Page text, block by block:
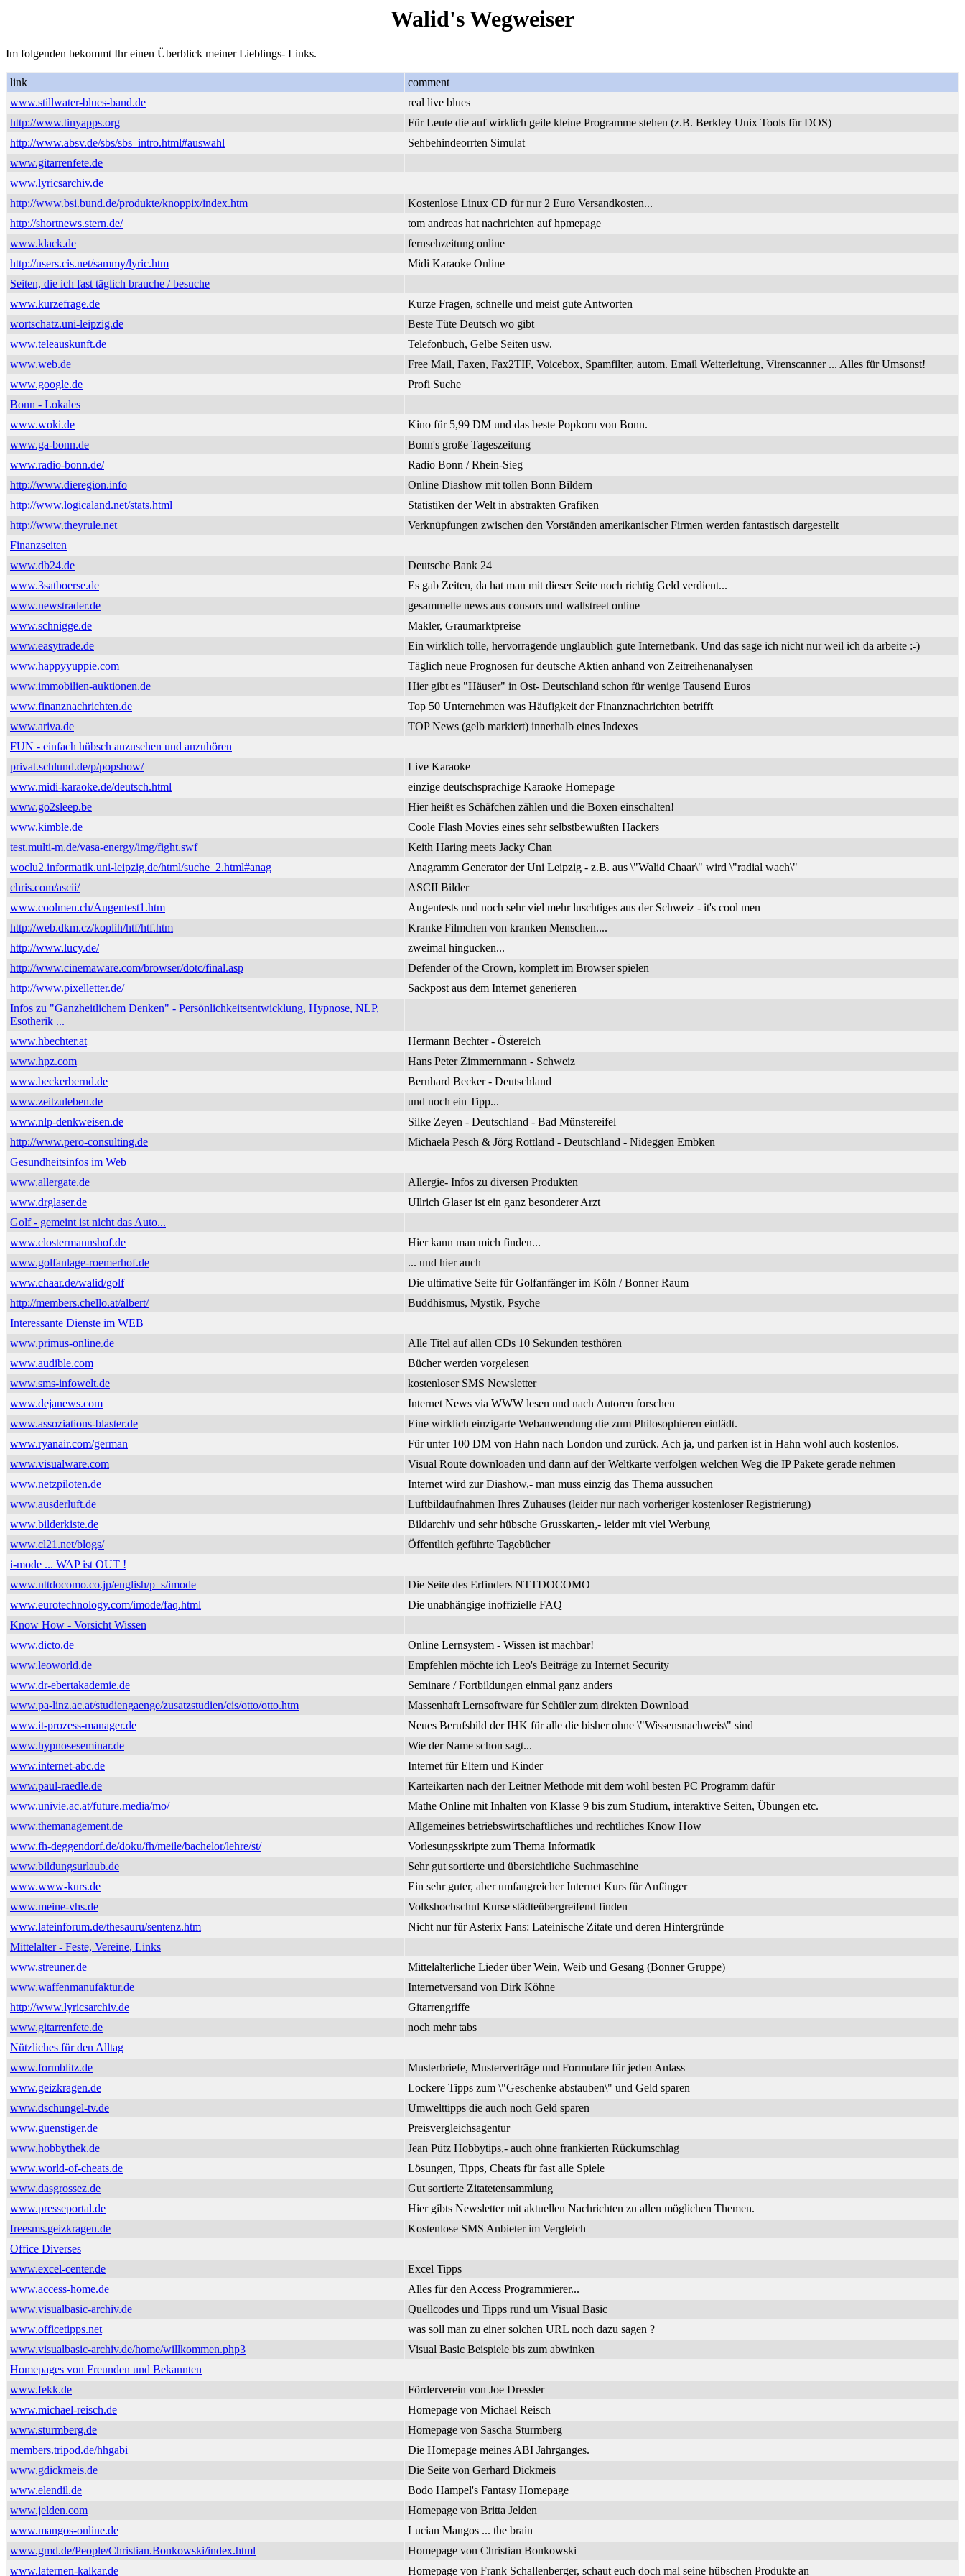
Walid's Wegweiser
Im folgenden bekommt Ihr einen Überblick meiner Lieblings- Links.
link
comment
www.stillwater-blues-band.de
real live blues
http://www.tinyapps.org
Für Leute die auf wirklich geile kleine Programme stehen (z.B. Berkley Unix Tools für DOS)
http://www.absv.de/sbs/sbs_intro.html#auswahl
Sehbehindeorrten Simulat
www.gitarrenfete.de
www.lyricsarchiv.de
http://www.bsi.bund.de/produkte/knoppix/index.htm
Kostenlose Linux CD für nur 2 Euro Versandkosten...
http://shortnews.stern.de/
tom andreas hat nachrichten auf hpmepage
www.klack.de
fernsehzeitung online
http://users.cis.net/sammy/lyric.htm
Midi Karaoke Online
Seiten, die ich fast täglich brauche / besuche
www.kurzefrage.de
Kurze Fragen, schnelle und meist gute Antworten
wortschatz.uni-leipzig.de
Beste Tüte Deutsch wo gibt
www.teleauskunft.de
Telefonbuch, Gelbe Seiten usw.
www.web.de
Free Mail, Faxen, Fax2TIF, Voicebox, Spamfilter, autom. Email Weiterleitung, Virenscanner ... Alles für Umsonst!
www.google.de
Profi Suche
Bonn - Lokales
www.woki.de
Kino für 5,99 DM und das beste Popkorn von Bonn.
www.ga-bonn.de
Bonn's große Tageszeitung
www.radio-bonn.de/
Radio Bonn / Rhein-Sieg
http://www.dieregion.info
Online Diashow mit tollen Bonn Bildern
http://www.logicaland.net/stats.html
Statistiken der Welt in abstrakten Grafiken
http://www.theyrule.net
Verknüpfungen zwischen den Vorständen amerikanischer Firmen werden fantastisch dargestellt
Finanzseiten
www.db24.de
Deutsche Bank 24
www.3satboerse.de
Es gab Zeiten, da hat man mit dieser Seite noch richtig Geld verdient...
www.newstrader.de
gesammelte news aus consors und wallstreet online
www.schnigge.de
Makler, Graumarktpreise
www.easytrade.de
Ein wirklich tolle, hervorragende unglaublich gute Internetbank. Und das sage ich nicht nur weil ich da arbeite :-)
www.happyyuppie.com
Täglich neue Prognosen für deutsche Aktien anhand von Zeitreihenanalysen
www.immobilien-auktionen.de
Hier gibt es "Häuser" in Ost- Deutschland schon für wenige Tausend Euros
www.finanznachrichten.de
Top 50 Unternehmen was Häufigkeit der Finanznachrichten betrifft
www.ariva.de
TOP News (gelb markiert) innerhalb eines Indexes
FUN - einfach hübsch anzusehen und anzuhören
privat.schlund.de/p/popshow/
Live Karaoke
www.midi-karaoke.de/deutsch.html
einzige deutschsprachige Karaoke Homepage
www.go2sleep.be
Hier heißt es Schäfchen zählen und die Boxen einschalten!
www.kimble.de
Coole Flash Movies eines sehr selbstbewußten Hackers
test.multi-m.de/vasa-energy/img/fight.swf
Keith Haring meets Jacky Chan
woclu2.informatik.uni-leipzig.de/html/suche_2.html#anag
Anagramm Generator der Uni Leipzig - z.B. aus \"Walid Chaar\" wird \"radial wach\"
chris.com/ascii/
ASCII Bilder
www.coolmen.ch/Augentest1.htm
Augentests und noch sehr viel mehr luschtiges aus der Schweiz - it's cool men
http://web.dkm.cz/koplih/htf/htf.htm
Kranke Filmchen von kranken Menschen....
http://www.lucy.de/
zweimal hingucken...
http://www.cinemaware.com/browser/dotc/final.asp
Defender of the Crown, komplett im Browser spielen
http://www.pixelletter.de/
Sackpost aus dem Internet generieren
Infos zu "Ganzheitlichem Denken" - Persönlichkeitsentwicklung, Hypnose, NLP,
Esotherik ...
www.hbechter.at
Hermann Bechter - Östereich
www.hpz.com
Hans Peter Zimmernmann - Schweiz
www.beckerbernd.de
Bernhard Becker - Deutschland
www.zeitzuleben.de
und noch ein Tipp...
www.nlp-denkweisen.de
Silke Zeyen - Deutschland - Bad Münstereifel
http://www.pero-consulting.de
Michaela Pesch & Jörg Rottland - Deutschland - Nideggen Embken
Gesundheitsinfos im Web
www.allergate.de
Allergie- Infos zu diversen Produkten
www.drglaser.de
Ullrich Glaser ist ein ganz besonderer Arzt
Golf - gemeint ist nicht das Auto...
www.clostermannshof.de
Hier kann man mich finden...
www.golfanlage-roemerhof.de
... und hier auch
www.chaar.de/walid/golf
Die ultimative Seite für Golfanfänger im Köln / Bonner Raum
http://members.chello.at/albert/
Buddhismus, Mystik, Psyche
Interessante Dienste im WEB
www.primus-online.de
Alle Titel auf allen CDs 10 Sekunden testhören
www.audible.com
Bücher werden vorgelesen
www.sms-infowelt.de
kostenloser SMS Newsletter
www.dejanews.com
Internet News via WWW lesen und nach Autoren forschen
www.assoziations-blaster.de
Eine wirklich einzigarte Webanwendung die zum Philosophieren einlädt.
www.ryanair.com/german
Für unter 100 DM von Hahn nach London und zurück. Ach ja, und parken ist in Hahn wohl auch kostenlos.
www.visualware.com
Visual Route downloaden und dann auf der Weltkarte verfolgen welchen Weg die IP Pakete gerade nehmen
www.netzpiloten.de
Internet wird zur Diashow,- man muss einzig das Thema aussuchen
www.ausderluft.de
Luftbildaufnahmen Ihres Zuhauses (leider nur nach vorheriger kostenloser Registrierung)
www.bilderkiste.de
Bildarchiv und sehr hübsche Grusskarten,- leider mit viel Werbung
www.cl21.net/blogs/
Öffentlich geführte Tagebücher
i-mode ... WAP ist OUT !
www.nttdocomo.co.jp/english/p_s/imode
Die Seite des Erfinders NTTDOCOMO
www.eurotechnology.com/imode/faq.html
Die unabhängige inoffizielle FAQ
Know How - Vorsicht Wissen
www.dicto.de
Online Lernsystem - Wissen ist machbar!
www.leoworld.de
Empfehlen möchte ich Leo's Beiträge zu Internet Security
www.dr-ebertakademie.de
Seminare / Fortbildungen einmal ganz anders
www.pa-linz.ac.at/studiengaenge/zusatzstudien/cis/otto/otto.htm
Massenhaft Lernsoftware für Schüler zum direkten Download
www.it-prozess-manager.de
Neues Berufsbild der IHK für alle die bisher ohne \"Wissensnachweis\" sind
www.hypnoseseminar.de
Wie der Name schon sagt...
www.internet-abc.de
Internet für Eltern und Kinder
www.paul-raedle.de
Karteikarten nach der Leitner Methode mit dem wohl besten PC Programm dafür
www.univie.ac.at/future.media/mo/
Mathe Online mit Inhalten von Klasse 9 bis zum Studium, interaktive Seiten, Übungen etc.
www.themanagement.de
Allgemeines betriebswirtschaftliches und rechtliches Know How
www.fh-deggendorf.de/doku/fh/meile/bachelor/lehre/st/
Vorlesungsskripte zum Thema Informatik
www.bildungsurlaub.de
Sehr gut sortierte und übersichtliche Suchmaschine
www.www-kurs.de
Ein sehr guter, aber umfangreicher Internet Kurs für Anfänger
www.meine-vhs.de
Volkshochschul Kurse städteübergreifend finden
www.lateinforum.de/thesauru/sentenz.htm
Nicht nur für Asterix Fans: Lateinische Zitate und deren Hintergründe
Mittelalter - Feste, Vereine, Links
www.streuner.de
Mittelalterliche Lieder über Wein, Weib und Gesang (Bonner Gruppe)
www.waffenmanufaktur.de
Internetversand von Dirk Köhne
http://www.lyricsarchiv.de
Gitarrengriffe
www.gitarrenfete.de
noch mehr tabs
Nützliches für den Alltag
www.formblitz.de
Musterbriefe, Musterverträge und Formulare für jeden Anlass
www.geizkragen.de
Lockere Tipps zum \"Geschenke abstauben\" und Geld sparen
www.dschungel-tv.de
Umwelttipps die auch noch Geld sparen
www.guenstiger.de
Preisvergleichsagentur
www.hobbythek.de
Jean Pütz Hobbytips,- auch ohne frankierten Rückumschlag
www.world-of-cheats.de
Lösungen, Tipps, Cheats für fast alle Spiele
www.dasgrossez.de
Gut sortierte Zitatetensammlung
www.presseportal.de
Hier gibts Newsletter mit aktuellen Nachrichten zu allen möglichen Themen.
freesms.geizkragen.de
Kostenlose SMS Anbieter im Vergleich
Office Diverses
www.excel-center.de
Excel Tipps
www.access-home.de
Alles für den Access Programmierer...
www.visualbasic-archiv.de
Quellcodes und Tipps rund um Visual Basic
www.officetipps.net
was soll man zu einer solchen URL noch dazu sagen ?
www.visualbasic-archiv.de/home/willkommen.php3
Visual Basic Beispiele bis zum abwinken
Homepages von Freunden und Bekannten
www.fekk.de
Förderverein von Joe Dressler
www.michael-reisch.de
Homepage von Michael Reisch
www.sturmberg.de
Homepage von Sascha Sturmberg
members.tripod.de/hhgabi
Die Homepage meines ABI Jahrganges.
www.gdickmeis.de
Die Seite von Gerhard Dickmeis
www.elendil.de
Bodo Hampel's Fantasy Homepage
www.jelden.com
Homepage von Britta Jelden
www.mangos-online.de
Lucian Mangos ... the brain
www.gmd.de/People/Christian.Bonkowski/index.html
Homepage von Christian Bonkowski
www.laternen-kalkar.de
Homepage von Frank Schallenberger, schaut euch doch mal seine hübschen Produkte an